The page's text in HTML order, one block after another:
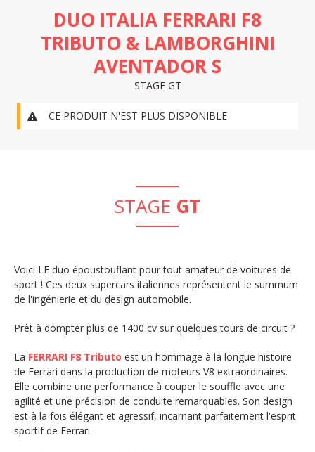
DUO ITALIA FERRARI F8
TRIBUTO & LAMBORGHINI
AVENTADOR S
STAGE GT
CE PRODUIT N'EST PLUS DISPONIBLE
STAGE GT
Voici LE duo époustouflant pour tout amateur de voitures de
sport ! Ces deux supercars italiennes représentent le summum
de l'ingénierie et du design automobile.
Prêt à dompter plus de 1400 cv sur quelques tours de circuit ?
La FERRARI F8 Tributo est un hommage à la longue histoire
de Ferrari dans la production de moteurs V8 extraordinaires.
Elle combine une performance à couper le souffle avec une
agilité et une précision de conduite remarquables. Son design
est à la fois élégant et agressif, incarnant parfaitement l'esprit
sportif de Ferrari.